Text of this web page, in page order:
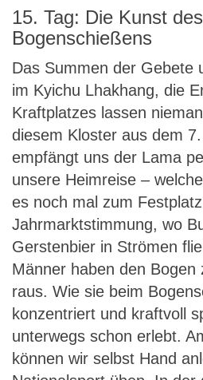
15. Tag: Die Kunst des
Bogenschießens
Das Summen der Gebete
im Kyichu Lhakhang, die
Kraftplatzes lassen
diesem Kloster aus dem
empfängt uns der Lama
unsere Heimreise –
es noch mal zum
Jahrmarktstimmung, wo
Gerstenbier in Strömen
Männer haben den Bogen
raus. Wie sie beim
konzentriert und kraftvoll
unterwegs schon erlebt.
können wir selbst Hand